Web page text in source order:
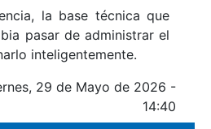
la base técnica que
pasar de administrar el
inteligentemente.
29 de Mayo de 2026 -
14:40